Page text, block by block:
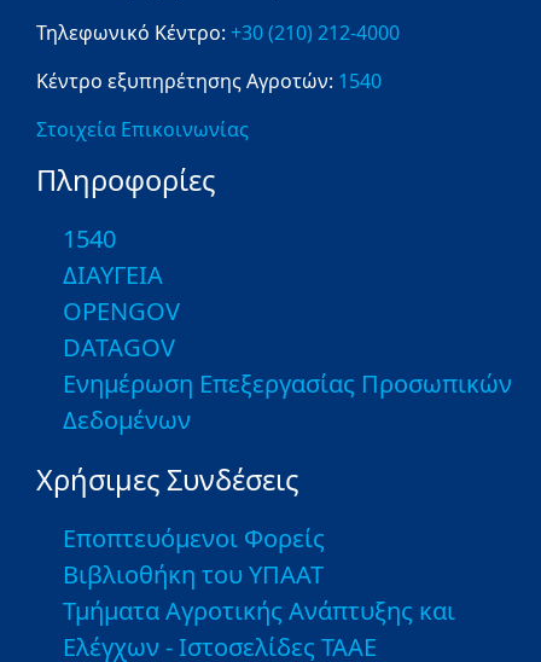
Τηλεφωνικό Κέντρο: +30 (210) 212-4000
Κέντρο εξυπηρέτησης Αγροτών: 1540
Στοιχεία Επικοινωνίας
Πληροφορίες
1540
ΔΙΑΥΓΕΙΑ
OPENGOV
DATAGOV
Ενημέρωση Επεξεργασίας Προσωπικών
Δεδομένων
Χρήσιμες Συνδέσεις
Εποπτευόμενοι Φορείς
Βιβλιοθήκη του ΥΠΑΑΤ
Τμήματα Αγροτικής Ανάπτυξης και
Ελέγχων - Ιστοσελίδες ΤΑΑΕ